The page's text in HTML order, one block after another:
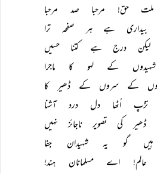
حق! مرحبا صد مرحبا
بیداری ہے ہر صفحہ ترا
درج ہے کتنا حسیں
کے لہو کا ماجرا
کے سروں کے ڈھیر کا
تڑپ اُٹھا دل درد آشنا
کی تصویر ناجائز نہیں
ہیں گو یہ شہیدان جفا
عالم! اے مسلمانان ہند!